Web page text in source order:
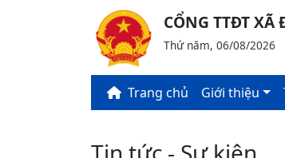
CỔNG TTĐT
Thứ năm, 06/08/2026
Trang chủ Giới thiệu